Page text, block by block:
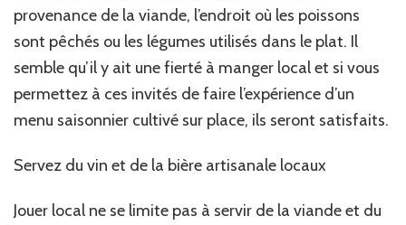
provenance de la viande, l’endroit où les poissons
sont pêchés ou les légumes utilisés dans le plat. Il
semble qu’il y ait une fierté à manger local et si vous
permettez à ces invités de faire l’expérience d’un
menu saisonnier cultivé sur place, ils seront satisfaits.
Servez du vin et de la bière artisanale locaux
Jouer local ne se limite pas à servir de la viande et du